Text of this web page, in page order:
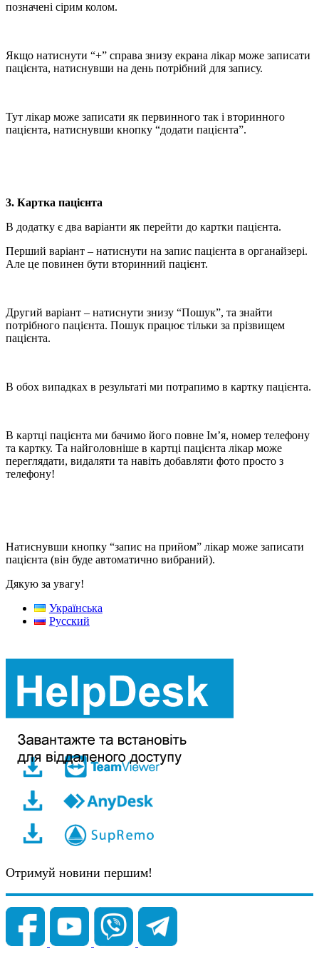
позначені сірим колом.
Якщо натиснути “+” справа знизу екрана лікар може записати
пацієнта, натиснувши на день потрібний для запису.
Тут лікар може записати як первинного так і вторинного
пацієнта, натиснувши кнопку “додати пацієнта”.
3. Картка пацієнта
В додатку є два варіанти як перейти до картки пацієнта.
Перший варіант – натиснути на запис пацієнта в органайзері.
Але це повинен бути вторинний пацієнт.
Другий варіант – натиснути знизу “Пошук”, та знайти
потрібного пацієнта. Пошук працює тільки за прізвищем
пацієнта.
В обох випадках в результаті ми потрапимо в картку пацієнта.
В картці пацієнта ми бачимо його повне Ім’я, номер телефону
та картку. Та найголовніше в картці пацієнта лікар може
переглядати, видаляти та навіть добавляти фото просто з
телефону!
Натиснувши кнопку “запис на прийом” лікар може записати
пацієнта (він буде автоматично вибраний).
Дякую за увагу!
Українська
Русский
Отримуй новини першим!